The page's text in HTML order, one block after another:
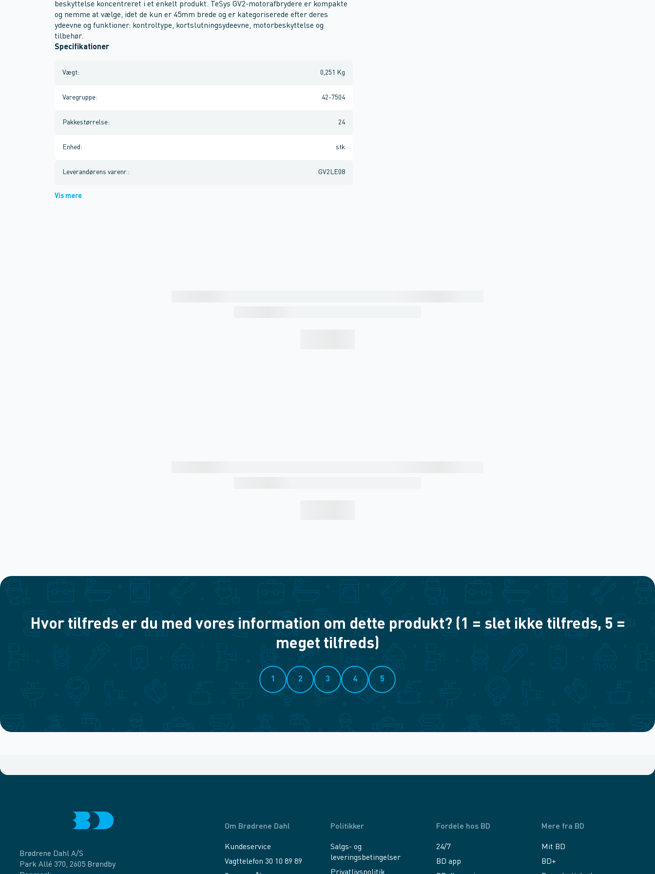
beskyttelse koncentreret i et enkelt produkt. TeSys GV2-motorafbrydere er kompakte
og nemme at vælge, idet de kun er 45mm brede og er kategoriserede efter deres
ydeevne og funktioner: kontroltype, kortslutningsydeevne, motorbeskyttelse og
tilbehør.
Specifikationer
Vægt: 0,251 Kg
Varegruppe: 42-7504
Pakkestørrelse: 24
Enhed : stk
Leverandørens varenr. : GV2LE08
Vis mere
Hvor tilfreds er du med vores information om dette produkt? (1 = slet ikke tilfreds, 5 =
meget tilfreds)
1 2 3 4 5
Brødrene Dahl A/S
Park Allé 370, 2605 Brøndby
Om Brødrene Dahl
Kundeservice
Vagttelefon 30 10 89 89
Politikker
Salgs- og
leveringsbetingelser
Fordele hos BD
24/7
BD app
Mere fra BD
Mit BD
BD+